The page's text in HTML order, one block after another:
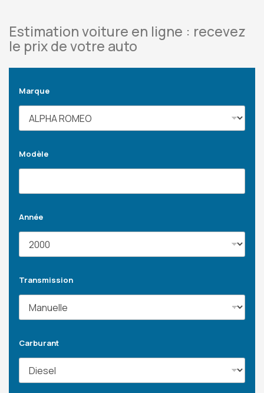
Estimation voiture en ligne : recevez
le prix de votre auto
Marque
Modèle
Année
Transmission
Carburant